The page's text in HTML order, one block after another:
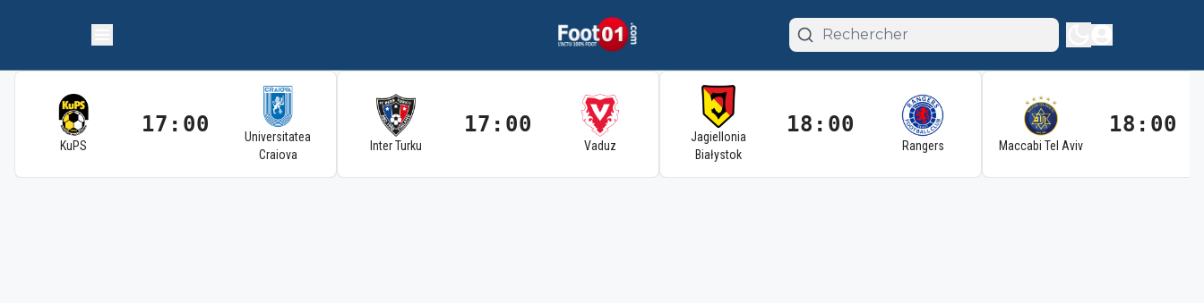
KuPS
17:00
Universitatea
Craiova
Inter Turku
17:00
Vaduz
Jagiellonia
Białystok
18:00
Rangers Maccabi Tel Aviv
18:00